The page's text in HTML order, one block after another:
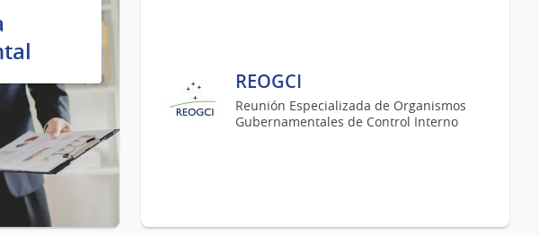
REOGCI
Reunión Especializada de Organismos
Gubernamentales de Control Interno